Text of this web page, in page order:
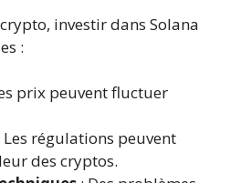
investir dans Solana
:
prix peuvent fluctuer
Les régulations peuvent
des cryptos.